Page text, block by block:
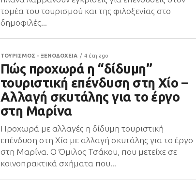
τομέα του τουρισμού και της φιλοξενίας στο
δημοφιλές...
ΤΟΥΡΙΣΜΟΣ - ΞΕΝΟΔΟΧΕΙΑ 4 έτη ago
Πώς προχωρά η “δίδυμη”
τουριστική επένδυση στη Χίο –
Αλλαγή σκυτάλης για το έργο
στη Μαρίνα
Προχωρά με αλλαγές η δίδυμη τουριστική
επένδυση στη Χίο με αλλαγή σκυτάλης για το έργο
στη Μαρίνα. Ο Όμιλος Τσάκου, που μετείχε σε
κοινοπρακτικά σχήματα που...